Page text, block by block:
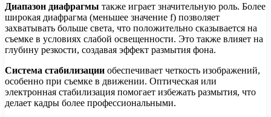
Диапазон диафрагмы также играет значительную роль. Более
широкая диафрагма (меньшее значение f) позволяет
захватывать больше света, что положительно сказывается на
съемке в условиях слабой освещенности. Это также влияет на
глубину резкости, создавая эффект размытия фона.
Система стабилизации обеспечивает четкость изображений,
особенно при съемке в движении. Оптическая или
электронная стабилизация помогает избежать размытия, что
делает кадры более профессиональными.